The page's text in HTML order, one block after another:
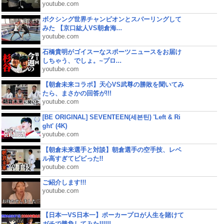
youtube.com
ボクシング世界チャンピオンとスパーリングして
みた 【京口紘人VS朝倉海...
youtube.com
石橋貴明がゴイスーなスポーツニュースをお届け
しちゃう、でしょ。~プロ...
youtube.com
【朝倉未来コラボ】天心VS武尊の勝敗を聞いてみ
たら、まさかの回答が!!!
youtube.com
[BE ORIGINAL] SEVENTEEN(세븐틴) 'Left & Ri
ght' (4K)
youtube.com
【朝倉未来選手と対談】朝倉選手の空手技、レベ
ル高すぎてビビった!!
youtube.com
ご紹介します!!!
youtube.com
【日本一VS日本一】ポーカープロが人生を賭けて